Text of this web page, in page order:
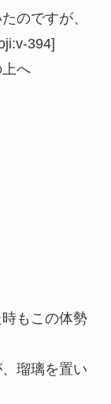
のですが、
394]
へ
もこの体勢
瑠璃を置い